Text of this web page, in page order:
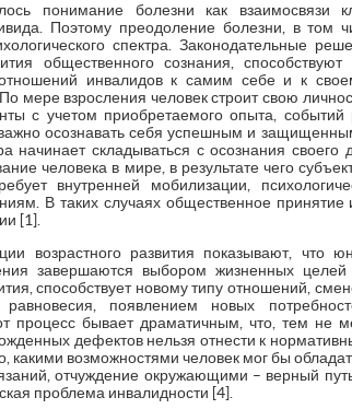
понимание болезни как взаимосвязи
Поэтому преодоление болезни, в том
спектра. Законодательные
общественного сознания,
инвалидов к самим себе и к
мере взросления человек строит свою
с учетом приобретаемого опыта,
важно осознавать себя успешным и
начинает складываться с осознания
человека в мире, в результате чего
внутренней мобилизации,
В таких случаях общественное
[1].
возрастного развития показывают, что
завершаются выбором жизненных
способствует новому типу отношений,
равновесия, появлением новых
процесс бывает драматичным, что, тем не
дефектов нельзя отнести к
какими возможностями человек мог бы
отчуждение окружающими – верный
проблема инвалидности [4].